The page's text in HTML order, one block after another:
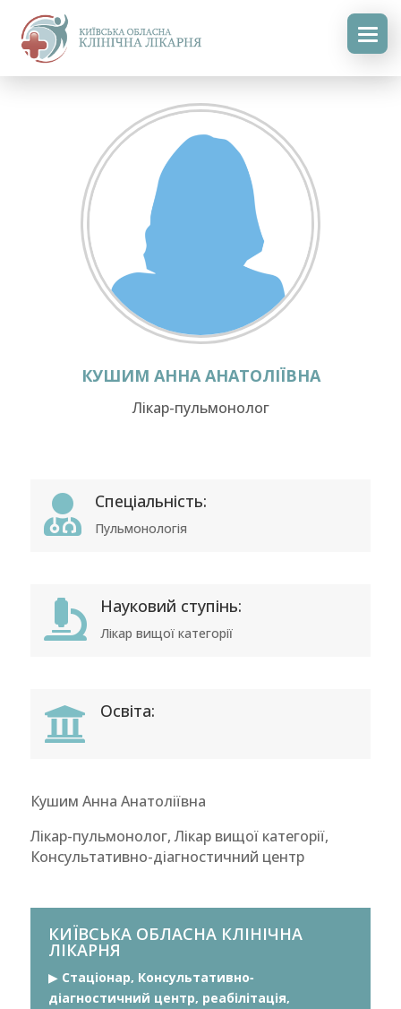
КУШИМ АННА АНАТОЛІЇВНА
Лікар-пульмонолог
 Спеціальність:
Пульмонологія
 Науковий ступінь:
Лікар вищої категорії
 Освіта:
Кушим Анна Анатоліївна
Лікар-пульмонолог, Лікар вищої категорії,
Консультативно-діагностичний центр
КИЇВСЬКА ОБЛАСНА КЛІНІЧНА
ЛІКАРНЯ
▶︎Стаціонар, Консультативно-
діагностичний центр, реабілітація,